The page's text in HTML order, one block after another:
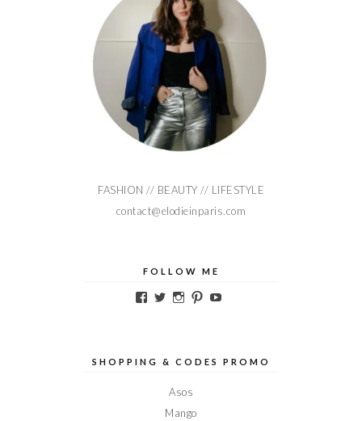
FASHION // BEAUTY // LIFESTYLE
contact@elodieinparis.com
FOLLOW ME
Voir
sur
Voir
sur
Voir
sur
Voir
sur sur
SHOPPING & CODES PROMO
Asos
Mango